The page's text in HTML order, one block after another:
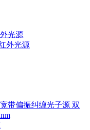
光源
外光源
带偏振纠缠光子源 双